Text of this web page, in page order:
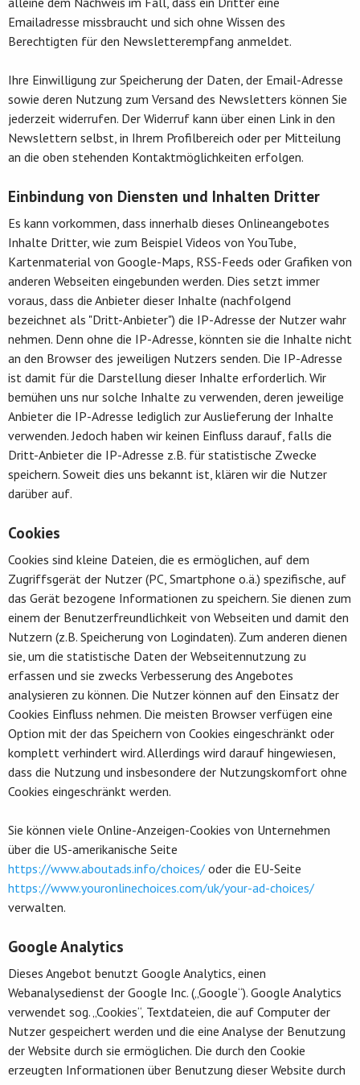
Emailadresse missbraucht und sich ohne Wissen des
Berechtigten für den Newsletterempfang anmeldet.
Ihre Einwilligung zur Speicherung der Daten, der Email-Adresse
sowie deren Nutzung zum Versand des Newsletters können Sie
jederzeit widerrufen. Der Widerruf kann über einen Link in den
Newslettern selbst, in Ihrem Profilbereich oder per Mitteilung
an die oben stehenden Kontaktmöglichkeiten erfolgen.
Einbindung von Diensten und Inhalten Dritter
Es kann vorkommen, dass innerhalb dieses Onlineangebotes
Inhalte Dritter, wie zum Beispiel Videos von YouTube,
Kartenmaterial von Google-Maps, RSS-Feeds oder Grafiken von
anderen Webseiten eingebunden werden. Dies setzt immer
voraus, dass die Anbieter dieser Inhalte (nachfolgend
bezeichnet als "Dritt-Anbieter") die IP-Adresse der Nutzer wahr
nehmen. Denn ohne die IP-Adresse, könnten sie die Inhalte nicht
an den Browser des jeweiligen Nutzers senden. Die IP-Adresse
ist damit für die Darstellung dieser Inhalte erforderlich. Wir
bemühen uns nur solche Inhalte zu verwenden, deren jeweilige
Anbieter die IP-Adresse lediglich zur Auslieferung der Inhalte
verwenden. Jedoch haben wir keinen Einfluss darauf, falls die
Dritt-Anbieter die IP-Adresse z.B. für statistische Zwecke
speichern. Soweit dies uns bekannt ist, klären wir die Nutzer
darüber auf.
Cookies
Cookies sind kleine Dateien, die es ermöglichen, auf dem
Zugriffsgerät der Nutzer (PC, Smartphone o.ä.) spezifische, auf
das Gerät bezogene Informationen zu speichern. Sie dienen zum
einem der Benutzerfreundlichkeit von Webseiten und damit den
Nutzern (z.B. Speicherung von Logindaten). Zum anderen dienen
sie, um die statistische Daten der Webseitennutzung zu
erfassen und sie zwecks Verbesserung des Angebotes
analysieren zu können. Die Nutzer können auf den Einsatz der
Cookies Einfluss nehmen. Die meisten Browser verfügen eine
Option mit der das Speichern von Cookies eingeschränkt oder
komplett verhindert wird. Allerdings wird darauf hingewiesen,
dass die Nutzung und insbesondere der Nutzungskomfort ohne
Cookies eingeschränkt werden.
Sie können viele Online-Anzeigen-Cookies von Unternehmen
über die US-amerikanische Seite
https://www.aboutads.info/choices/ oder die EU-Seite
https://www.youronlinechoices.com/uk/your-ad-choices/
verwalten.
Google Analytics
Dieses Angebot benutzt Google Analytics, einen
Webanalysedienst der Google Inc. („Google“). Google Analytics
verwendet sog. „Cookies“, Textdateien, die auf Computer der
Nutzer gespeichert werden und die eine Analyse der Benutzung
der Website durch sie ermöglichen. Die durch den Cookie
erzeugten Informationen über Benutzung dieser Website durch